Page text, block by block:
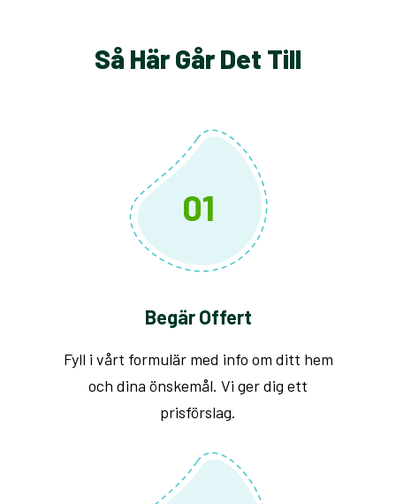
Så Här Går Det Till
01
Begär Offert
Fyll i vårt formulär med info om ditt hem
och dina önskemål. Vi ger dig ett
prisförslag.